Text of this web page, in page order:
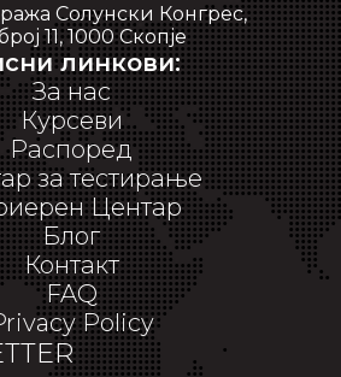
Солунски Конгрес,
11, 1000 Скопје
линкови:
За нас
Курсеви
Распоред
за тестирање
Центар
Блог
Контакт
FAQ
Policy